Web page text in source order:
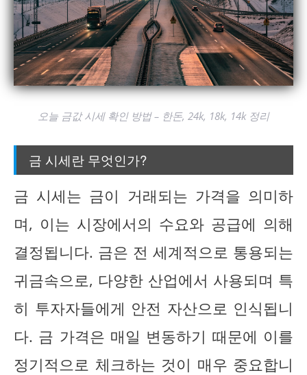
오늘 금값 시세 확인 방법 – 한돈, 24k, 18k, 14k 정리
금 시세란 무엇인가?
금 시세는 금이 거래되는 가격을 의미하
며, 이는 시장에서의 수요와 공급에 의해
결정됩니다. 금은 전 세계적으로 통용되는
귀금속으로, 다양한 산업에서 사용되며 특
히 투자자들에게 안전 자산으로 인식됩니
다. 금 가격은 매일 변동하기 때문에 이를
정기적으로 체크하는 것이 매우 중요합니